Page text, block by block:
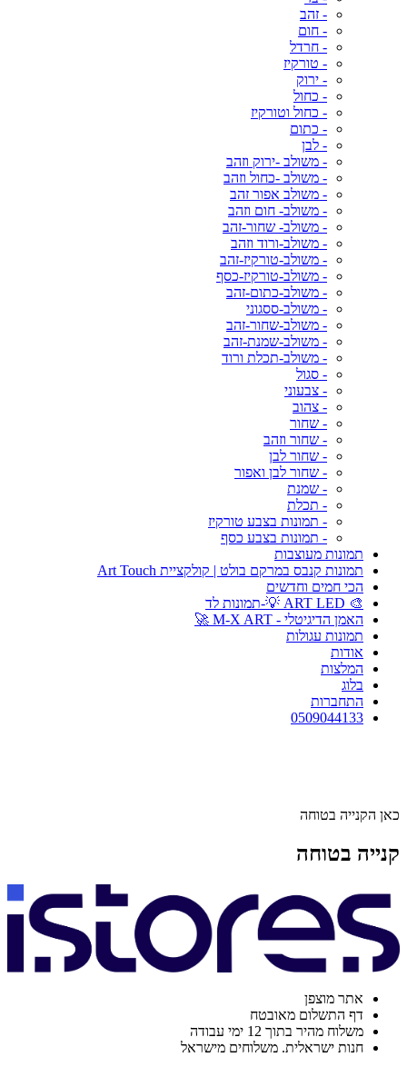
- זהב
- חום
- חרדל
- טורקיז
- ירוק
- כחול
- כחול וטורקיז
- כתום
- לבן
- משולב -ירוק וזהב
- משולב -כחול וזהב
- משולב אפור זהב
- משולב- חום וזהב
- משולב- שחור-זהב
- משולב-ורוד וזהב
- משולב-טורקיז-זהב
- משולב-טורקיז-כסף
- משולב-כתום-זהב
- משולב-ססגוני
- משולב-שחור-זהב
- משולב-שמנת-זהב
- משולב-תכלת ורוד
- סגול
- צבעוני
- צהוב
- שחור
- שחור וזהב
- שחור לבן
- שחור לבן ואפור
- שמנת
- תכלת
- תמונות בצבע טורקיז
- תמונות בצבע כסף
תמונות מעוצבות
תמונות קנבס במרקם בולט | קולקציית Art Touch
הכי חמים וחדשים
🎨 ART LED 💡-תמונות לד
האמן הדיגיטלי - M-X ART 🚀
תמונות עגולות
אודות
המלצות
בלוג
התחברות
0509044133
כאן הקנייה בטוחה
קנייה בטוחה
אתר מוצפן
דף התשלום מאובטח
משלוח מהיר בתוך 12 ימי עבודה
חנות ישראלית. משלוחים מישראל